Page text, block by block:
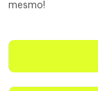
mesmo!